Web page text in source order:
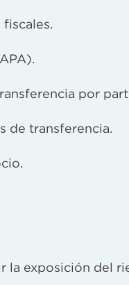
por
de transferencia.
la exposición del